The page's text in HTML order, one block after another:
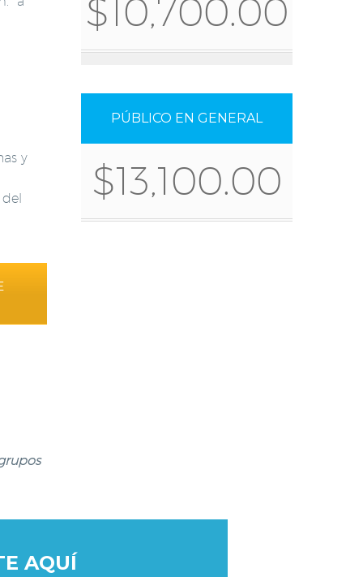
y
$10,700.00
PÚBLICO EN GENERAL
$13,100.00
AQUÍ